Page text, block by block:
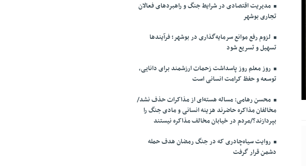
مدیریت اقتصادی در شرایط جنگ و راهبردهای فعالان
تجاری بوشهر
لزوم رفع موانع سرمایه‌گذاری در بوشهر؛ فرآیندها
تسهیل و تسریع شود
روز معلم روز پاسداشت زحمات ارزشمند برای دانایی،
توسعه و حفظ کرامت انسانی است
محسن رهامی: مساله هسته‌ای از مذاکرات حذف نشد/
مخالفان مذاکره حاضرند هزینه انسانی و مادی جنگ را
بپردازند؟/مردم در خیابان مخالف مذاکره نیستند
روایت سیاه‌چادری که در جنگ رمضان هدف حمله
دشمن قرار گرفت